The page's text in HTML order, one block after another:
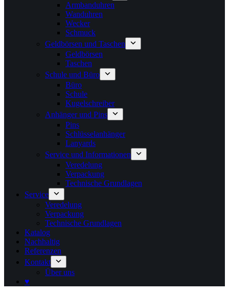
Armbanduhren
Wanduhren
Wecker
Schmuck
Geldbörsen und Taschen
Geldbörsen
Taschen
Schule und Büro
Büro
Schule
Kugelschreiber
Anhänger und Pins
Pins
Schlüsselanhänger
Lanyards
Service und Informationen
Veredelung
Verpackung
Technische Grundlagen
Service
Veredelung
Verpackung
Technische Grundlagen
Katalog
Nachhaltig
Referenzen
Kontakt
Über uns
♥